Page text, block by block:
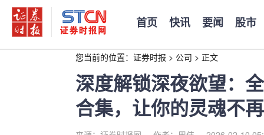
首页 快讯 要闻 股市
您当前的位置： 证券时报 > 公司 > 正文
深度解锁深夜欲望：
合集，让你的灵魂不